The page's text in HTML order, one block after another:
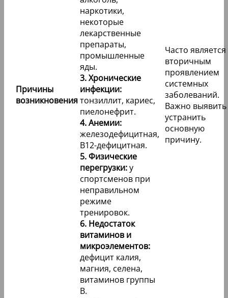
Причины
возникновения
наркотики,
некоторые
лекарственные
препараты,
промышленные
яды.
3. Хронические
инфекции:
тонзиллит, кариес,
пиелонефрит.
4. Анемии:
железодефицитная,
В12-дефицитная.
5. Физические
перегрузки:у
спортсменов при
неправильном
режиме
тренировок.
6. Недостаток
витаминов и
микроэлементов:
дефицит калия,
магния, селена,
витаминов группы
В.
Часто является
вторичным
проявлением
системных
заболеваний.
Важно
устранить
основную
причину.